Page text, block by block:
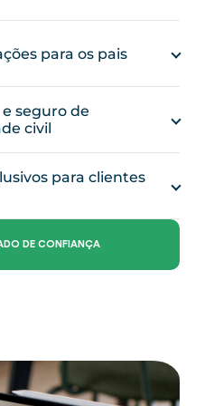
para os pais
seguro de
civil
para clientes
DE CONFIANÇA